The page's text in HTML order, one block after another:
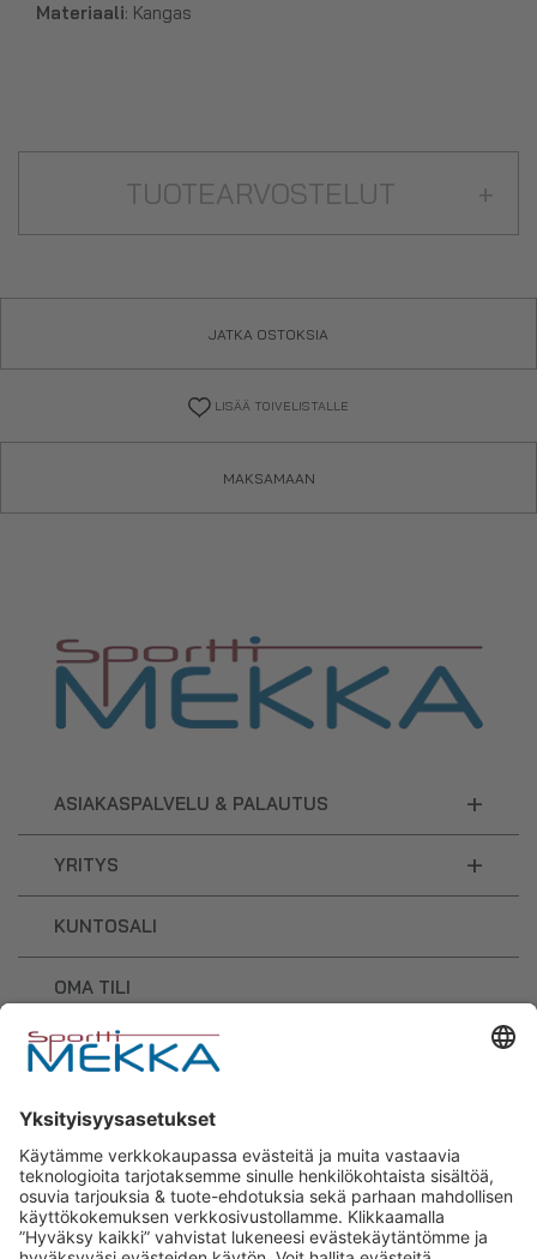
Materiaali: Kangas
TUOTEARVOSTELUT +
JATKA OSTOKSIA
LISÄÄ TOIVELISTALLE
MAKSAMAAN
ASIAKASPALVELU & PALAUTUS +
YRITYS +
KUNTOSALI
OMA TILI
OSTOSKORI
Sporttimekka – lisäravinteiden ja
urheilutarvikkeiden osaaja